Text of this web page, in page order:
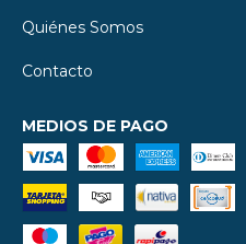
Quiénes Somos
Contacto
MEDIOS DE PAGO